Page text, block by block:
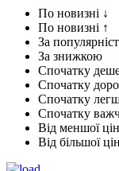
По новизні ↓
По новизні ↑
За
За знижкою
Спочатку
Спочатку
Спочатку
Спочатку
Від меншої
Від більшої